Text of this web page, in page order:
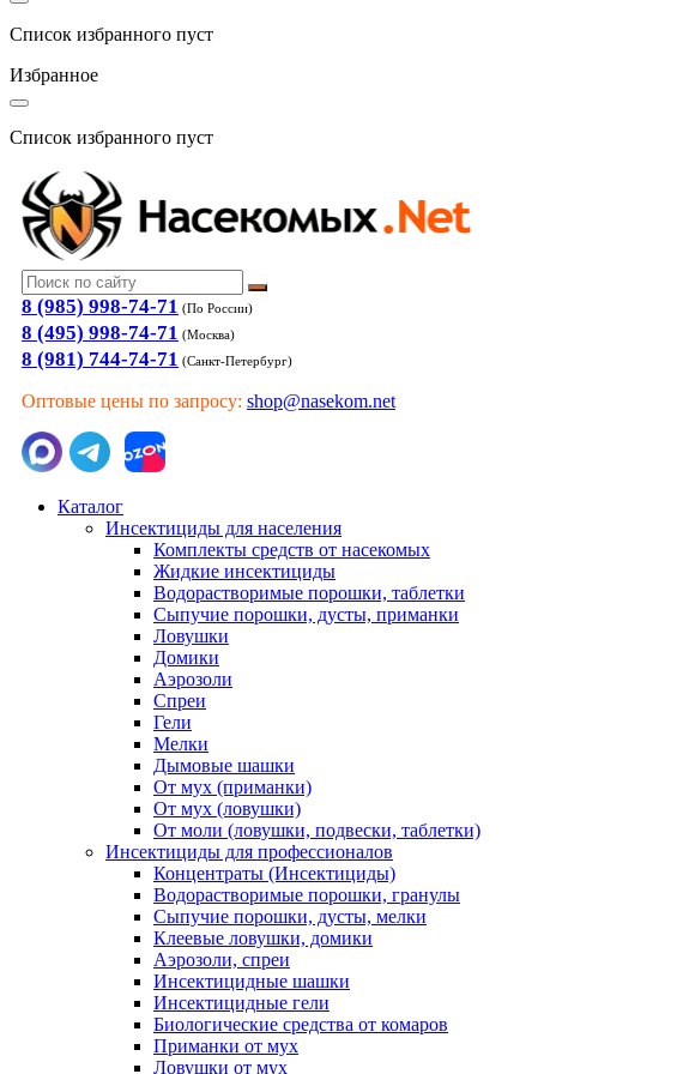
Список избранного пуст
Избранное
Список избранного пуст
8 (985) 998-74-71 (По России)
8 (495) 998-74-71 (Москва)
8 (981) 744-74-71 (Санкт-Петербург)
Оптовые цены по запросу: shop@nasekom.net
Каталог
Инсектициды для населения
Комплекты средств от насекомых
Жидкие инсектициды
Водорастворимые порошки, таблетки
Сыпучие порошки, дусты, приманки
Ловушки
Домики
Аэрозоли
Спреи
Гели
Мелки
Дымовые шашки
От мух (приманки)
От мух (ловушки)
От моли (ловушки, подвески, таблетки)
Инсектициды для профессионалов
Концентраты (Инсектициды)
Водорастворимые порошки, гранулы
Сыпучие порошки, дусты, мелки
Клеевые ловушки, домики
Аэрозоли, спреи
Инсектицидные шашки
Инсектицидные гели
Биологические средства от комаров
Приманки от мух
Ловушки от мух